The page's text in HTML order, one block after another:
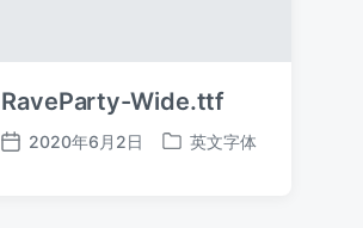
RaveParty-Wide.ttf
发
2020年6月2日
发
英文字体